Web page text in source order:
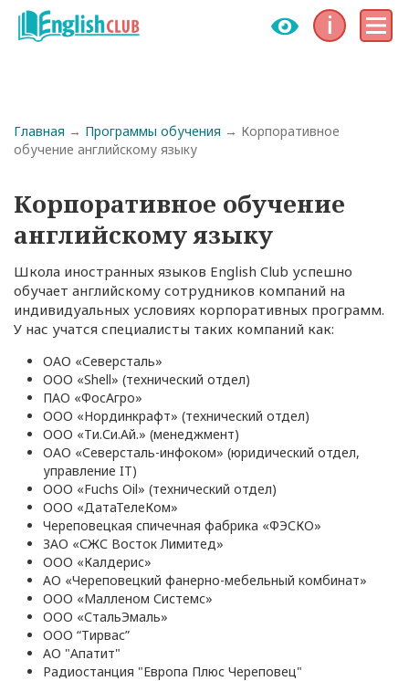
Инфо Меню
Строка навигации
Главная Программы обучения
Корпоративное
обучение английскому языку
Корпоративное обучение
английскому языку
Школа иностранных языков English Club успешно
обучает английскому сотрудников компаний на
индивидуальных условиях корпоративных программ.
У нас учатся специалисты таких компаний как:
ОАО «Северсталь»
ООО «Shell» (технический отдел)
ПАО «ФосАгро»
ООО «Нординкрафт» (технический отдел)
ООО «Ти.Си.Ай.» (менеджмент)
ОАО «Северсталь-инфоком» (юридический отдел,
управление IT)
ООО «Fuchs Oil» (технический отдел)
ООО «ДатаТелеКом»
Череповецкая спичечная фабрика «ФЭСКО»
ЗАО «СЖС Восток Лимитед»
ООО «Калдерис»
АО «Череповецкий фанерно-мебельный комбинат»
ООО «Малленом Системс»
ООО «СтальЭмаль»
ООО “Тирвас”
АО "Апатит"
Радиостанция "Европа Плюс Череповец"